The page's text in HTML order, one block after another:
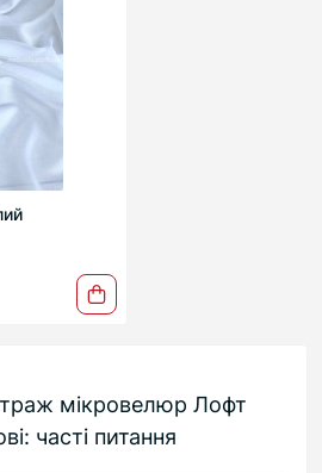
мікровелюр Лофт
часті питання